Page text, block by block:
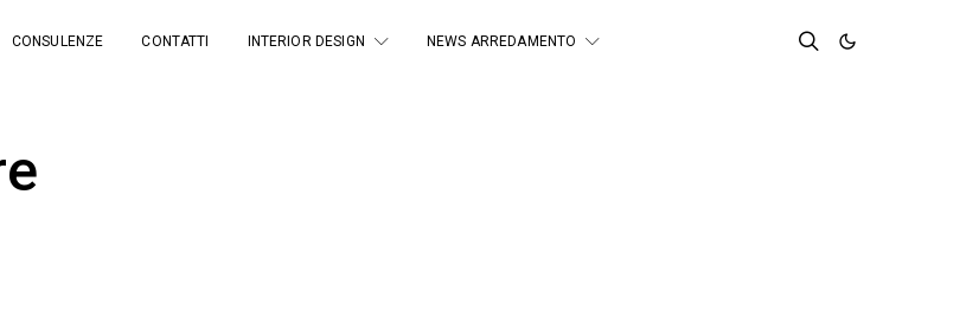
CONSULENZE CONTATTI INTERIOR DESIGN NEWS ARREDAMENTO